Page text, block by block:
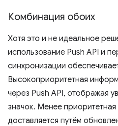
Комбинация обоих
Хотя это и не идеальное
использование Push API и
синхронизации
Высокоприоритетная
через Push API, отображая
значок. Менее
доставляется путём